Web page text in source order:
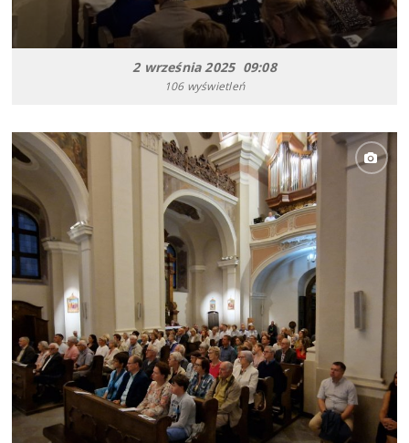
2 września 2025 09:08
106 wyświetleń